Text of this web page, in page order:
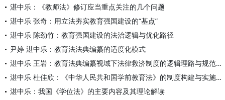
湛中乐：《教师法》修订应当重点关注的几个问题
湛中乐 张奇：用立法夯实教育强国建设的“基点”
湛中乐 陈劲竹：教育强国建设的法治逻辑与优化路径
尹婷 湛中乐：教育法法典编纂的适度化模式
湛中乐 王岩：教育法典编纂视域下法律救济制度的逻辑理路与规范构造
湛中乐 杜佳欣：《中华人民共和国学前教育法》的制度构建与实施路径
湛中乐：我国《学位法》的主要内容及其理论解读